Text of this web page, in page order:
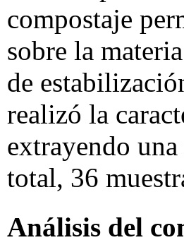
compostaje
sobre la
de
realizó la
extrayendo
total, 36
Análisis del